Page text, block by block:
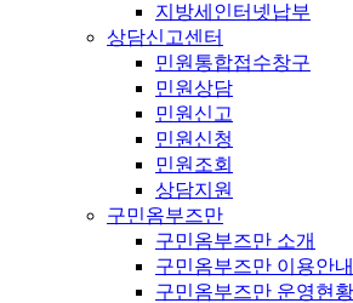
지방세인터넷납부
상담신고센터
민원통합접수창구
민원상담
민원신고
민원신청
민원조회
상담지원
구민옴부즈만
구민옴부즈만 소개
구민옴부즈만 이용안내
구민옴부즈만 운영현황